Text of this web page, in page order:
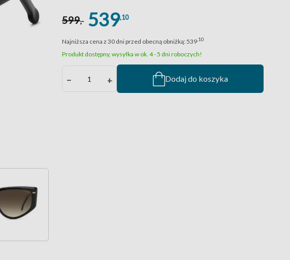
599,- 539,10
Najniższa cena z 30 dni przed obecną obniżką:539 ,10
Produkt dostępny, wysyłka w ok. 4 - 5 dni roboczych!
− + Dodaj do koszyka